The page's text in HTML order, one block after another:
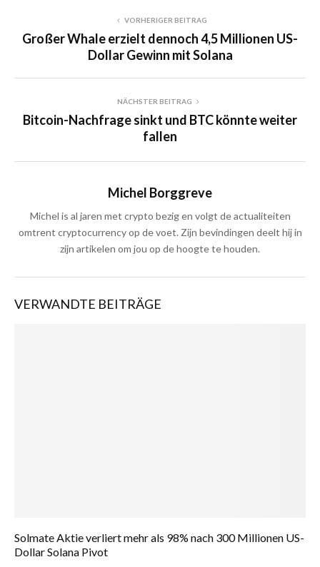
VORHERIGER BEITRAG
Großer Whale erzielt dennoch 4,5 Millionen US-
Dollar Gewinn mit Solana
NÄCHSTER BEITRAG
Bitcoin-Nachfrage sinkt und BTC könnte weiter
fallen
Michel Borggreve
Michel is al jaren met crypto bezig en volgt de actualiteiten
omtrent cryptocurrency op de voet. Zijn bevindingen deelt hij in
zijn artikelen om jou op de hoogte te houden.
VERWANDTE BEITRÄGE
Solmate Aktie verliert mehr als 98% nach 300 Millionen US-
Dollar Solana Pivot